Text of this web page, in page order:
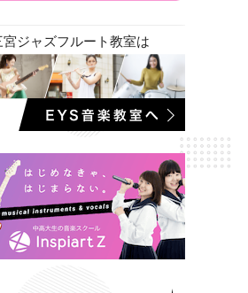
宮ジャズフルート教室は